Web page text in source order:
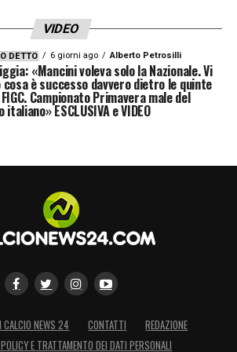
per il giovane inglese,
al proprio
City, sempre alla
promesse,ha monitorato i
. Tuttavia, l’Arsenal è
una parte fondamentale del
e pianificando la sua
nella prima squadra
diMikel Arteta.
NOSTRE TOP NEWS
VIDEO
DETTO 6 giorni ago Alberto Petrosilli
«Mancini voleva solo la Nazionale. Vi
cosa è successo davvero dietro le quinte
Campionato Primavera male del
italiano» ESCLUSIVA e VIDEO
CALCIO NEWS 24 CONTATTI
REDAZIONE
E TRATTAMENTO DEI DATI PERSONALI